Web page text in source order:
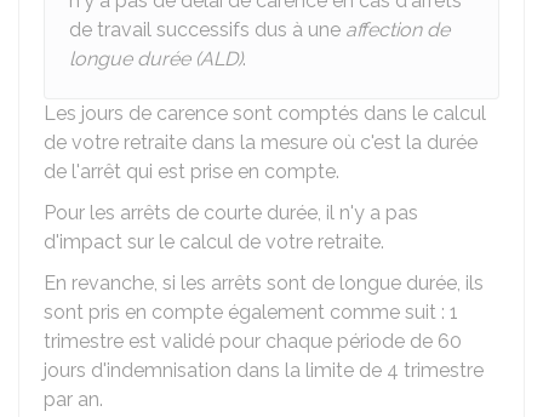
de travail successifs dus à une affection de
longue durée (ALD).
Les jours de carence sont comptés dans le calcul
de votre retraite dans la mesure où c'est la durée
de l'arrêt qui est prise en compte.
Pour les arrêts de courte durée, il n'y a pas
d'impact sur le calcul de votre retraite.
En revanche, si les arrêts sont de longue durée, ils
sont pris en compte également comme suit : 1
trimestre est validé pour chaque période de 60
jours d'indemnisation dans la limite de 4 trimestre
par an.